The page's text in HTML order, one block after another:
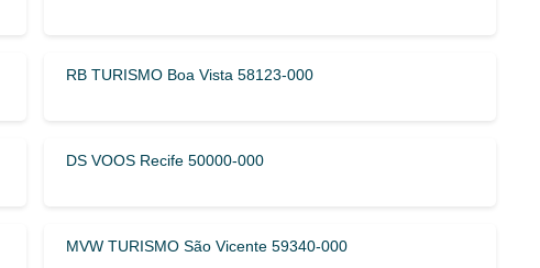
RB TURISMO Boa Vista 58123-000
DS VOOS Recife 50000-000
MVW TURISMO São Vicente 59340-000